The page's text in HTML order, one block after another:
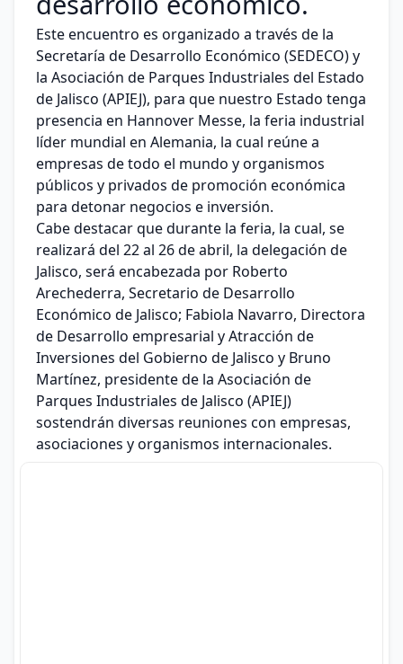
Este encuentro es organizado a través de la
Secretaría de Desarrollo Económico (SEDECO) y
la Asociación de Parques Industriales del Estado
de Jalisco (APIEJ), para que nuestro Estado tenga
presencia en Hannover Messe, la feria industrial
líder mundial en Alemania, la cual reúne a
empresas de todo el mundo y organismos
públicos y privados de promoción económica
para detonar negocios e inversión.
Cabe destacar que durante la feria, la cual, se
realizará del 22 al 26 de abril, la delegación de
Jalisco, será encabezada por Roberto
Arechederra, Secretario de Desarrollo
Económico de Jalisco; Fabiola Navarro, Directora
de Desarrollo empresarial y Atracción de
Inversiones del Gobierno de Jalisco y Bruno
Martínez, presidente de la Asociación de
Parques Industriales de Jalisco (APIEJ)
sostendrán diversas reuniones con empresas,
asociaciones y organismos internacionales.